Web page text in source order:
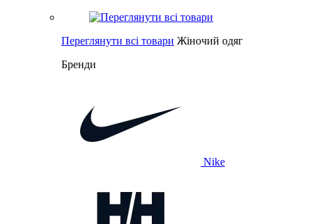
Переглянути всі товари Жіночий одяг
Бренди
Nike